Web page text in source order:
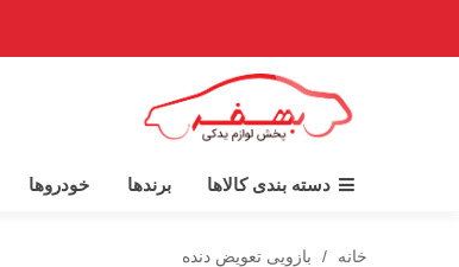
دسته بندی کالاها برندها خودروها
خانه / بازویی تعویض دنده